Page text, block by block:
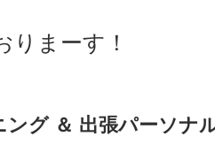
りまーす！
グ ＆ 出張パーソナ